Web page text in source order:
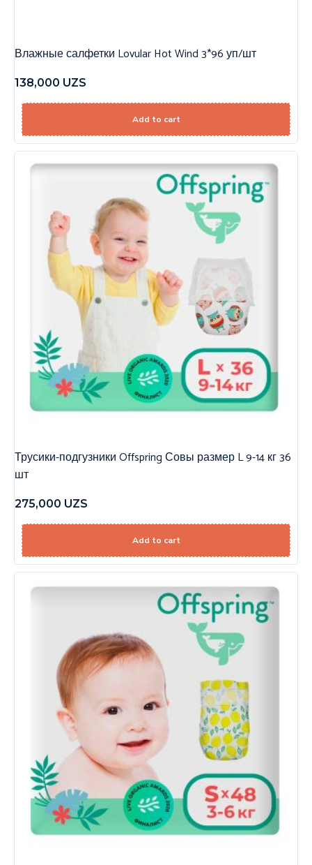
Влажные салфетки Lovular Hot Wind 3*96 уп/шт
138,000 UZS
Add to cart
Трусики-подгузники Offspring Совы размер L 9-14 кг 36
шт
275,000 UZS
Add to cart